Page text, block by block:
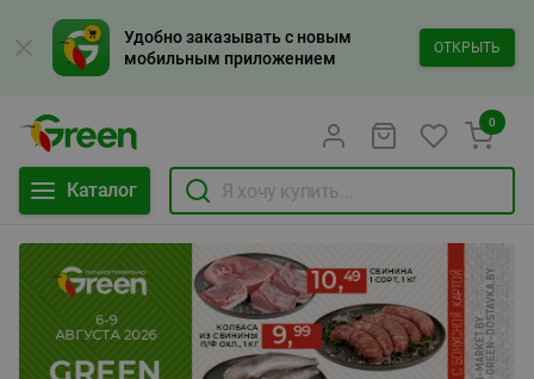
Удобно заказывать с новым
мобильным приложением
ОТКРЫТЬ
Каталог
0